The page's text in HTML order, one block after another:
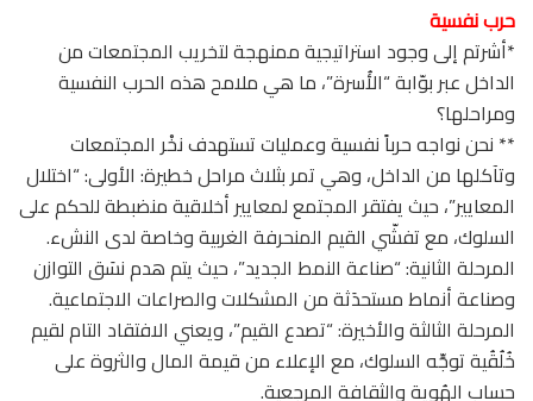
حرب نفسية
*أشرتم إلى وجود استراتيجية ممنهجة لتخريب المجتمعات من
الداخل عبر بوّابة “الأُسرة”، ما هي ملامح هذه الحرب النفسية
ومراحلها؟
** نحن نواجه حرباً نفسية وعمليات تستهدف نخْر المجتمعات
وتآكلها من الداخل، وهي تمر بثلاث مراحل خطيرة: الأولى: “اختلال
المعايير”، حيث يفتقر المجتمع لمعايير أخلاقية منضبطة للحكم على
السلوك، مع تفشّي القيم المنحرفة الغربية وخاصة لدى النشء.
المرحلة الثانية: “صناعة النمط الجديد”، حيث يتم هدم نسَق التوازن
وصناعة أنماط مستحدَثة من المشكلات والصراعات الاجتماعية.
المرحلة الثالثة والأخيرة: “تصدع القيم”، ويعني الافتقاد التام لقيم
خُلُقُية توجِّه السلوك، مع الإعلاء من قيمة المال والثروة على
حساب الهُوية والثقافة المرجعية.